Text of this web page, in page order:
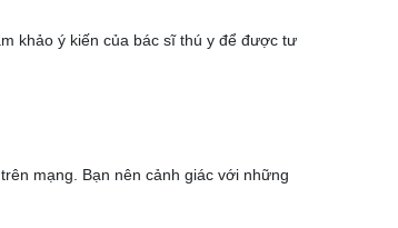
khảo ý kiến của bác sĩ thú y để được tư
mạng. Bạn nên cảnh giác với những